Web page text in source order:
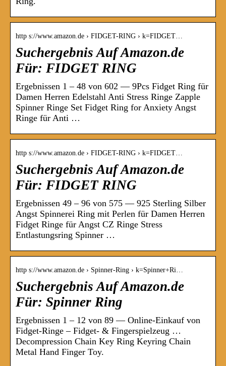
http s://www.amazon.de › FIDGET-RING › k=FIDGET…
Suchergebnis Auf Amazon.de
Für: FIDGET RING
Ergebnissen 1 – 48 von 602 — 9Pcs Fidget Ring für
Damen Herren Edelstahl Anti Stress Ringe Zapple
Spinner Ringe Set Fidget Ring for Anxiety Angst
Ringe für Anti …
http s://www.amazon.de › FIDGET-RING › k=FIDGET…
Suchergebnis Auf Amazon.de
Für: FIDGET RING
Ergebnissen 49 – 96 von 575 — 925 Sterling Silber
Angst Spinnerei Ring mit Perlen für Damen Herren
Fidget Ringe für Angst CZ Ringe Stress
Entlastungsring Spinner …
http s://www.amazon.de › Spinner-Ring › k=Spinner+Ri…
Suchergebnis Auf Amazon.de
Für: Spinner Ring
Ergebnissen 1 – 12 von 89 — Online-Einkauf von
Fidget-Ringe – Fidget- & Fingerspielzeug …
Decompression Chain Key Ring Keyring Chain
Metal Hand Finger Toy.